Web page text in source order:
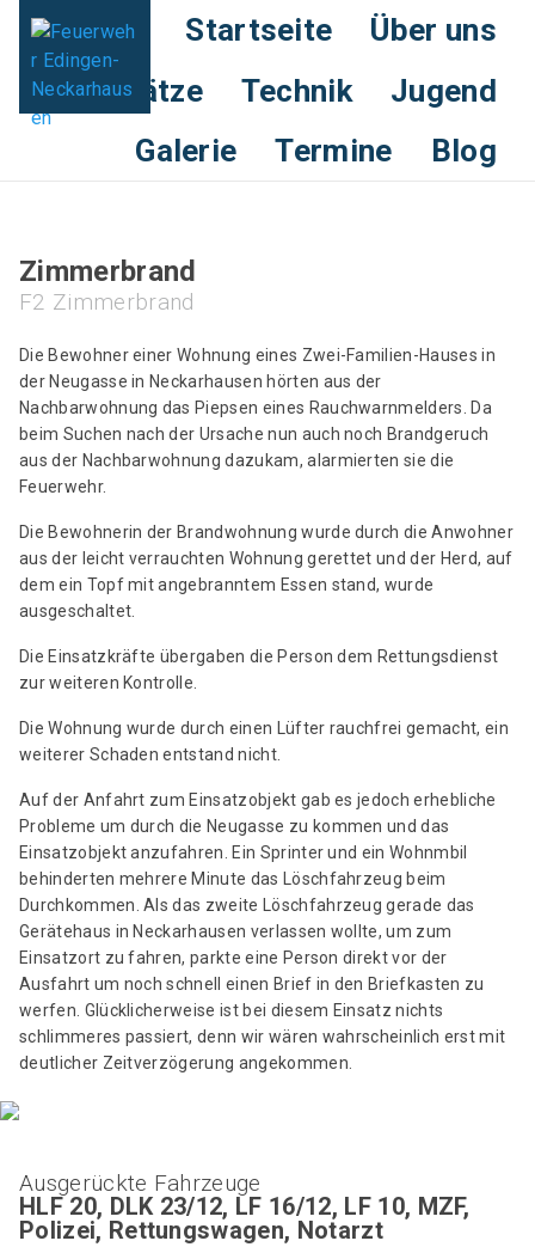
Startseite
Über uns
Einsätze
Technik
Jugend
Galerie
Termine Blog
Zimmerbrand
F2 Zimmerbrand
Die Bewohner einer Wohnung eines Zwei-Familien-Hauses in
der Neugasse in Neckarhausen hörten aus der
Nachbarwohnung das Piepsen eines Rauchwarnmelders. Da
beim Suchen nach der Ursache nun auch noch Brandgeruch
aus der Nachbarwohnung dazukam, alarmierten sie die
Feuerwehr.
Die Bewohnerin der Brandwohnung wurde durch die Anwohner
aus der leicht verrauchten Wohnung gerettet und der Herd, auf
dem ein Topf mit angebranntem Essen stand, wurde
ausgeschaltet.
Die Einsatzkräfte übergaben die Person dem Rettungsdienst
zur weiteren Kontrolle.
Die Wohnung wurde durch einen Lüfter rauchfrei gemacht, ein
weiterer Schaden entstand nicht.
Auf der Anfahrt zum Einsatzobjekt gab es jedoch erhebliche
Probleme um durch die Neugasse zu kommen und das
Einsatzobjekt anzufahren. Ein Sprinter und ein Wohnmbil
behinderten mehrere Minute das Löschfahrzeug beim
Durchkommen. Als das zweite Löschfahrzeug gerade das
Gerätehaus in Neckarhausen verlassen wollte, um zum
Einsatzort zu fahren, parkte eine Person direkt vor der
Ausfahrt um noch schnell einen Brief in den Briefkasten zu
werfen. Glücklicherweise ist bei diesem Einsatz nichts
schlimmeres passiert, denn wir wären wahrscheinlich erst mit
deutlicher Zeitverzögerung angekommen.
Ausgerückte Fahrzeuge
HLF 20, DLK 23/12, LF 16/12, LF 10, MZF,
Polizei, Rettungswagen, Notarzt